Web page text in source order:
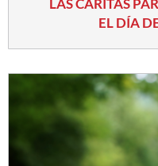
LAS CÁRITAS
EL DÍA